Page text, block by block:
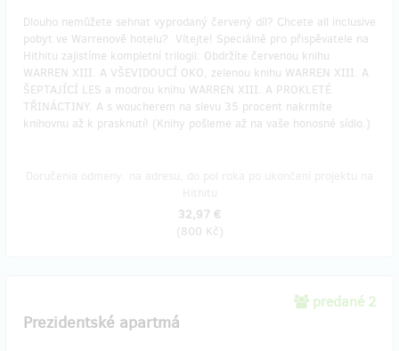
Dlouho nemůžete sehnat vyprodaný červený díl? Chcete all inclusive
pobyt ve Warrenově hotelu? Vítejte! Speciálně pro přispěvatele na
Hithitu zajistíme kompletní trilogii: Obdržíte červenou knihu
WARREN XIII. A VŠEVIDOUCÍ OKO, zelenou knihu WARREN XIII. A
ŠEPTAJÍCÍ LES a modrou knihu WARREN XIII. A PROKLETÉ
TŘINÁCTINY. A s woucherem na slevu 35 procent nakrmíte
knihovnu až k prasknutí! (Knihy pošleme až na vaše honosné sídlo.)
32,97 €
(800 Kč)
predané 2
Prezidentské apartmá